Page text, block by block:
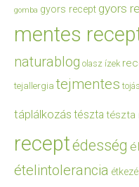
gomba gyors recept gyors
mentes
naturablog olasz ízek
tejallergia tejmentes
táplálkozás tészta tészta
receptédesség
ételintolerancia